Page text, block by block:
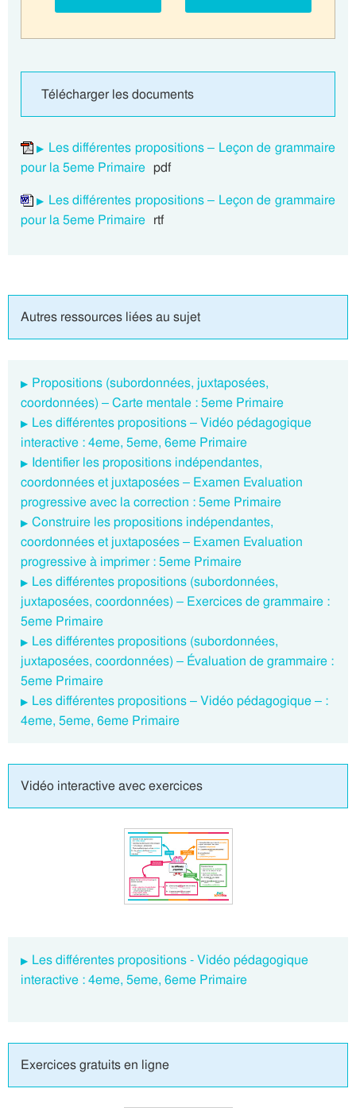
Télécharger les documents
Les différentes propositions – Leçon de grammaire
pour la 5eme Primaire pdf
Les différentes propositions – Leçon de grammaire
pour la 5eme Primaire rtf
Autres ressources liées au sujet
Propositions (subordonnées, juxtaposées,
coordonnées) – Carte mentale : 5eme Primaire
Les différentes propositions – Vidéo pédagogique
interactive : 4eme, 5eme, 6eme Primaire
Identifier les propositions indépendantes,
coordonnées et juxtaposées – Examen Evaluation
progressive avec la correction : 5eme Primaire
Construire les propositions indépendantes,
coordonnées et juxtaposées – Examen Evaluation
progressive à imprimer : 5eme Primaire
Les différentes propositions (subordonnées,
juxtaposées, coordonnées) – Exercices de grammaire :
5eme Primaire
Les différentes propositions (subordonnées,
juxtaposées, coordonnées) – Évaluation de grammaire :
5eme Primaire
Les différentes propositions – Vidéo pédagogique – :
4eme, 5eme, 6eme Primaire
Vidéo interactive avec exercices
Les différentes propositions - Vidéo pédagogique
interactive : 4eme, 5eme, 6eme Primaire
Exercices gratuits en ligne